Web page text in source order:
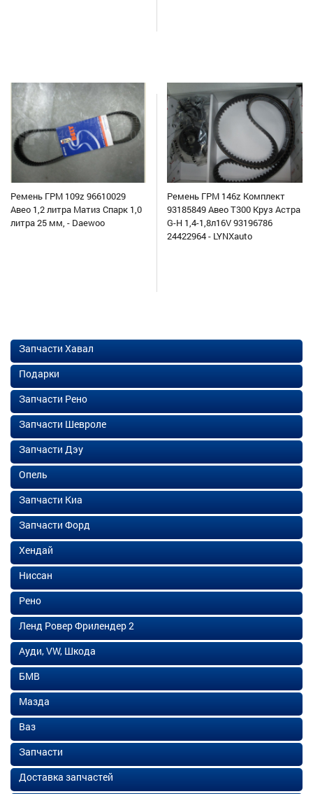
Ремень ГРМ 109z 96610029
Авео 1,2 литра Матиз Спарк 1,0
литра 25 мм, - Daewoo
Ремень ГРМ 146z Комплект
93185849 Авео Т300 Круз Астра
G-H 1,4-1,8л16V 93196786
24422964 - LYNXauto
Запчасти Хавал
Подарки
Запчасти Рено
Запчасти Шевроле
Запчасти Дэу
Опель
Запчасти Киа
Запчасти Форд
Хендай
Ниссан
Рено
Ленд Ровер Фрилендер 2
Ауди, VW, Шкода
БМВ
Мазда
Ваз
Запчасти
Доставка запчастей